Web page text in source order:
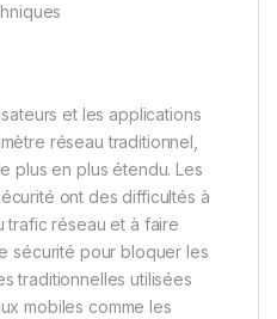
et les applications
réseau traditionnel,
plus en plus étendu. Les
ont des difficultés à
trafic réseau et à faire
sécurité pour bloquer les
traditionnelles utilisées
mobiles comme les